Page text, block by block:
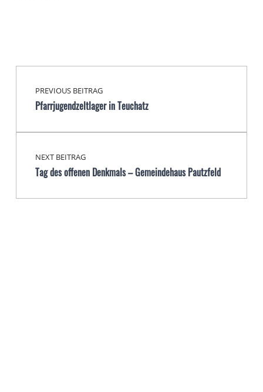
Skip back to main navigation
Beitragsnavigation
PREVIOUS BEITRAG
Pfarrjugendzeltlager in Teuchatz
NEXT BEITRAG
Tag des offenen Denkmals – Gemeindehaus Pautzfeld